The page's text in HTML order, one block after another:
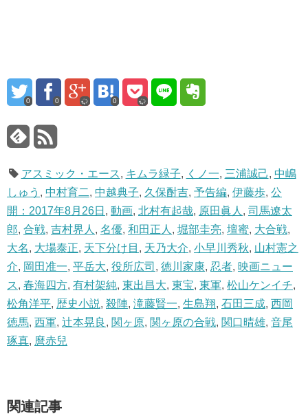
0 0 0
アスミック・エース, キムラ緑子, くノ一, 三浦誠己, 中嶋
しゅう , 中村育二, 中越典子, 久保酎吉, 予告編, 伊藤歩, 公
開：2017年8月26日 , 動画, 北村有起哉, 原田眞人 , 司馬遼太
郎, 合戦, 吉村界人 , 名優, 和田正人 , 堀部圭亮, 壇蜜, 大合戦,
大名, 大場泰正, 天下分け目 , 天乃大介, 小早川秀秋, 山村憲之
介, 岡田准一, 平岳大, 役所広司 , 徳川家康, 忍者, 映画ニュー
ス, 春海四方, 有村架純, 東出昌大, 東宝, 東軍, 松山ケンイチ,
松角洋平, 歴史小説, 殺陣, 滝藤賢一, 生島翔, 石田三成, 西岡
徳馬, 西軍, 辻本晃良 , 関ヶ原, 関ヶ原の合戦, 関口晴雄, 音尾
琢真, 麿赤兒
関連記事